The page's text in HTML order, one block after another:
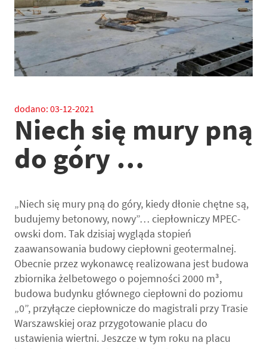
dodano: 03-12-2021
Niech się mury pną
do góry …
„Niech się mury pną do góry, kiedy dłonie chętne są,
budujemy betonowy, nowy”… ciepłowniczy MPEC-
owski dom. Tak dzisiaj wygląda stopień
zaawansowania budowy ciepłowni geotermalnej.
Obecnie przez wykonawcę realizowana jest budowa
zbiornika żelbetowego o pojemności 2000 m³,
budowa budynku głównego ciepłowni do poziomu
„0”, przyłącze ciepłownicze do magistrali przy Trasie
Warszawskiej oraz przygotowanie placu do
ustawienia wiertni. Jeszcze w tym roku na placu